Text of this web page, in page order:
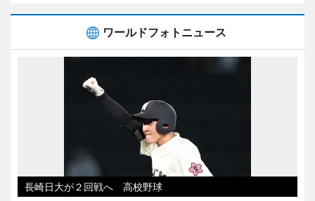
ワールドフォトニュース
長崎日大が２回戦へ 高校野球